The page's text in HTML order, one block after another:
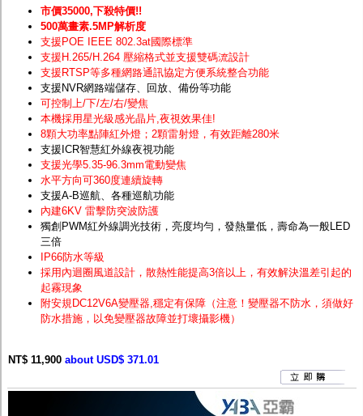
市價35000,下殺特價!!
500萬畫素.5MP解析度
支援POE IEEE 802.3at國際標準
支援H.265/H.264 壓縮格式並支援雙碼流設計
支援RTSP等多種網路通訊協定方便系統整合功能
支援NVR網路端儲存、回放、備份等功能
可控制上/下/左/右/變焦
本機採用星光級感光晶片,夜視效果佳!
8顆大功率點陣紅外燈；2顆雷射燈，有效距離280米
支援ICR智慧紅外線夜視功能
支援光學5.35-96.3mm電動變焦
水平方向可360度連續旋轉
支援A-B巡航、各種巡航功能
內建6KV 雷擊防突波防護
獨創PWM紅外線調光技術，亮度均勻，發熱量低，壽命為一般LED
三倍
IP66防水等級
採用內迴圈風道設計，散熱性能提高3倍以上，有效解決溫差引起的
起霧現象
附安規DC12V6A變壓器,穩定有保障（注意！變壓器不防水，須做好
防水措施，以免變壓器故障並打壞攝影機）
NT$ 11,900 about USD$ 371.01